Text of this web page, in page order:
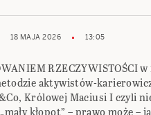
18 MAJA 2026 13:05
RZECZYWISTOŚCI
aktywistów-
Królowej Maciusi I czyli